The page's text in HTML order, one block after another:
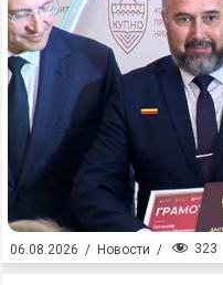
06.08.2026 / Новости / 323